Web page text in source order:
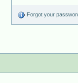
Forgot your